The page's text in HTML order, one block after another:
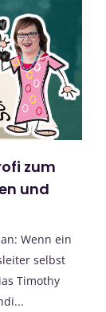
zum
und
Wenn ein
selbst
Timothy